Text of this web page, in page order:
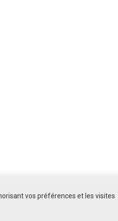
vos préférences et les visites